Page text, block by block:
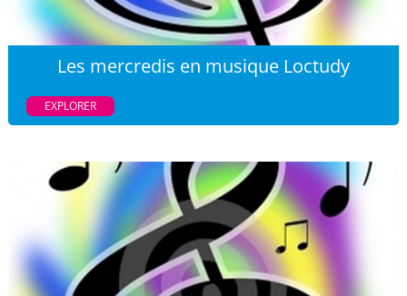
Les mercredis en musique Loctudy
EXPLORER